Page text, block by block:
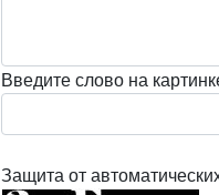
Введите слово на
Защита от